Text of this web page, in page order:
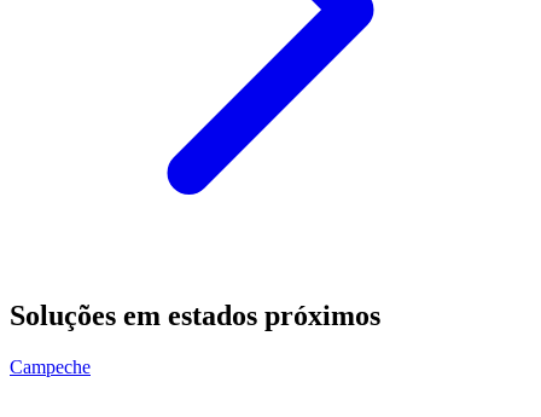
Soluções em estados próximos
Campeche